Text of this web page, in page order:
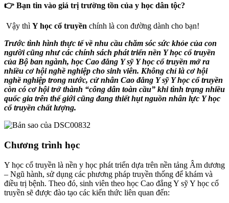
👉 Bạn tin vào giá trị trường tồn của y học dân tộc?
Vậy thì Y học cổ truyền chính là con đường dành cho bạn!
Trước tình hình thực tế về nhu cầu chăm sóc sức khỏe của con
người cũng như các chính sách phát triển nền Y học cổ truyền
của Bộ ban ngành, học Cao đẳng Y sỹ Y học cổ truyền mở ra
nhiều cơ hội nghề nghiệp cho sinh viên. Không chỉ là cơ hội
nghề nghiệp trong nước, cử nhân Cao đẳng Y sỹ Y học cổ truyền
còn có cơ hội trở thành “công dân toàn cầu” khi tình trạng nhiều
quốc gia trên thế giới cũng đang thiết hụt nguồn nhân lực Y học
cổ truyền chất lượng.
Chương trình học
Y học cổ truyền là nền y học phát triển dựa trên nền tảng Âm dương
– Ngũ hành, sử dụng các phương pháp truyền thống để khám và
điều trị bệnh. Theo đó, sinh viên theo học Cao đẳng Y sỹ Y học cổ
truyền sẽ được đào tạo các kiến thức liên quan đến: